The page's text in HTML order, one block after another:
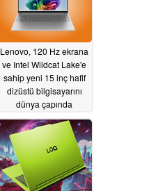
Lenovo, 120 Hz ekrana
ve Intel Wildcat Lake'e
sahip yeni 15 inç hafif
dizüstü bilgisayarını
dünya çapında
piyasaya sürdü
05/23/2026